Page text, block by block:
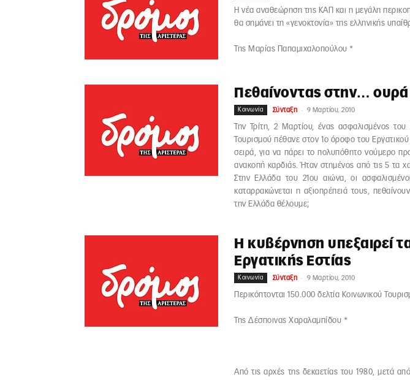
Η νέα αναθεώρηση της ΚΑΠ και η μεγάλη
θα σημάνει τη «γενοκτονία» της ελληνικής
Της Μαρίας Παπαμιχαλοπούλου *
Πεθαίνοντας στην… ουρά
Κοινωνία Σύνταξη - 9 Μαρτίου, 2010
Την Τρίτη, 2 Μαρτίου, ένας ασφαλισμένος του
Τουρισμού πέθανε στον 1ο όροφο του
σειρά, για να πάρει το πολυπόθητο νούμερο
ανακοπή καρδιάς. Ήταν στημένος από τις 5 τα
Στην Ελλάδα του 21ου αιώνα, οι
καταρρακώνεται η αξιοπρέπειά τους,
την Ελλάδα θέλουμε;
Η κυβέρνηση υπεξαιρεί
Εργατικής Εστίας
Κοινωνία Σύνταξη - 9 Μαρτίου, 2010
Περικόπτονται 150.000 δελτία Κοινωνικού
Της Δέσποινας Χαραλαμπίδου *
Από τις αρχές της δεκαετίας του 1980, μετά